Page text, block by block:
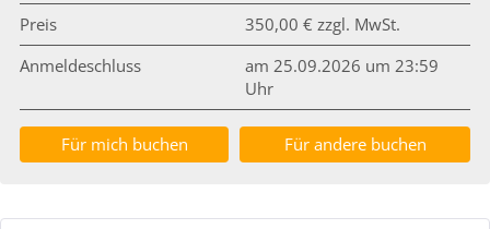
Preis
350,00 € zzgl. MwSt.
Anmeldeschluss
am 25.09.2026 um 23:59
Uhr
Für mich buchen Für andere buchen